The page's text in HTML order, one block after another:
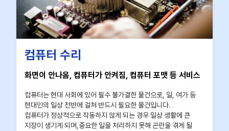
컴퓨터 수리
화면이 안나옴, 컴퓨터가 안켜짐, 컴퓨터 포맷 등 서비스
컴퓨터는 현대 사회에 있어 필수 불가결한 물건으로, 일, 여가 등
현대인의 일상 전반에 걸쳐 반드시 필요한 물건입니다.
컴퓨터가 정상적으로 작동하지 않게 되는 경우 일상 생활에 큰
지장이 생기게 되며,중요한 일을 처리하지 못해 곤란을 겪게 될